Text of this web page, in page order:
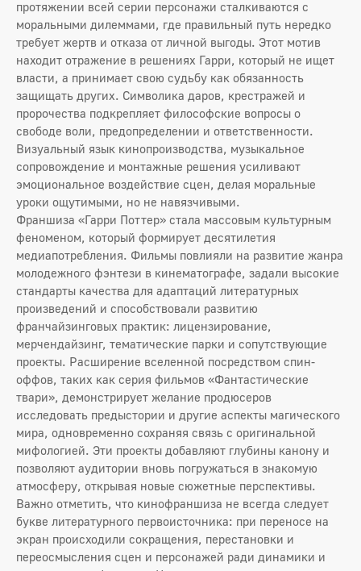
протяжении всей серии персонажи сталкиваются с
моральными дилеммами, где правильный путь нередко
требует жертв и отказа от личной выгоды. Этот мотив
находит отражение в решениях Гарри, который не ищет
власти, а принимает свою судьбу как обязанность
защищать других. Символика даров, крестражей и
пророчества подкрепляет философские вопросы о
свободе воли, предопределении и ответственности.
Визуальный язык кинопроизводства, музыкальное
сопровождение и монтажные решения усиливают
эмоциональное воздействие сцен, делая моральные
уроки ощутимыми, но не навязчивыми.
Франшиза «Гарри Поттер» стала массовым культурным
феноменом, который формирует десятилетия
медиапотребления. Фильмы повлияли на развитие жанра
молодежного фэнтези в кинематографе, задали высокие
стандарты качества для адаптаций литературных
произведений и способствовали развитию
франчайзинговых практик: лицензирование,
мерчендайзинг, тематические парки и сопутствующие
проекты. Расширение вселенной посредством спин-
оффов, таких как серия фильмов «Фантастические
твари», демонстрирует желание продюсеров
исследовать предыстории и другие аспекты магического
мира, одновременно сохраняя связь с оригинальной
мифологией. Эти проекты добавляют глубины канону и
позволяют аудитории вновь погружаться в знакомую
атмосферу, открывая новые сюжетные перспективы.
Важно отметить, что кинофраншиза не всегда следует
букве литературного первоисточника: при переносе на
экран происходили сокращения, перестановки и
переосмысления сцен и персонажей ради динамики и